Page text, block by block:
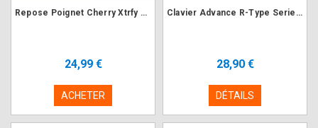
Repose Poignet Cherry Xtrfy WR2 en Bambou
24,99 €
ACHETER
Clavier Advance R-Type Series Noir Gaming RGB sans fil
28,90 €
DÉTAILS